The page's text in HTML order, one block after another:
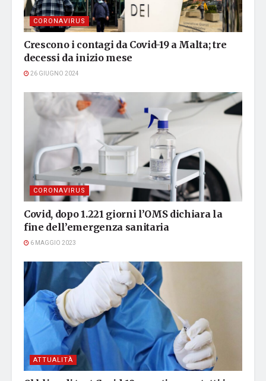
CORONAVIRUS
Crescono i contagi da Covid-19 a Malta; tre
decessi da inizio mese
26 GIUGNO 2024
CORONAVIRUS
Covid, dopo 1.221 giorni l’OMS dichiara la
fine dell’emergenza sanitaria
6 MAGGIO 2023
ATTUALITÀ